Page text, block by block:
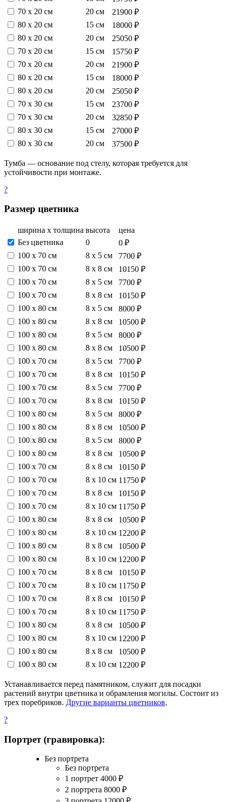
70 х 20 см
20 см
21900 ₽
80 х 20 см
15 см
18000 ₽
80 х 20 см
20 см
25050 ₽
70 х 20 см
15 см
15750 ₽
70 х 20 см
20 см
21900 ₽
80 х 20 см
15 см
18000 ₽
80 х 20 см
20 см
25050 ₽
70 х 30 см
15 см
23700 ₽
70 х 30 см
20 см
32850 ₽
80 х 30 см
15 см
27000 ₽
80 х 30 см
20 см 37500 ₽
Тумба — основание под стелу, которая требуется для
устойчивости при монтаже.
?
Размер цветника
ширина х толщина высота
цена
Без цветника
0
0 ₽
100 х 70 см
8 х 5 см
7700 ₽
100 х 70 см
8 х 8 см
10150 ₽
100 х 70 см
8 х 5 см
7700 ₽
100 х 70 см
8 х 8 см
10150 ₽
100 х 80 см
8 х 5 см
8000 ₽
100 х 80 см
8 х 8 см
10500 ₽
100 х 80 см
8 х 5 см
8000 ₽
100 х 80 см
8 х 8 см
10500 ₽
100 х 70 см
8 х 5 см
7700 ₽
100 х 70 см
8 х 8 см
10150 ₽
100 х 70 см
8 х 5 см
7700 ₽
100 х 70 см
8 х 8 см
10150 ₽
100 х 80 см
8 х 5 см
8000 ₽
100 х 80 см
8 х 8 см
10500 ₽
100 х 80 см
8 х 5 см
8000 ₽
100 х 80 см
8 х 8 см
10500 ₽
100 х 70 см
8 х 8 см
10150 ₽
100 х 70 см
8 х 10 см 11750 ₽
100 х 70 см
8 х 8 см
10150 ₽
100 х 70 см
8 х 10 см 11750 ₽
100 х 80 см
8 х 8 см
10500 ₽
100 х 80 см
8 х 10 см 12200 ₽
100 х 80 см
8 х 8 см
10500 ₽
100 х 80 см
8 х 10 см 12200 ₽
100 х 70 см
8 х 8 см
10150 ₽
100 х 70 см
8 х 10 см 11750 ₽
100 х 70 см
8 х 8 см
10150 ₽
100 х 70 см
8 х 10 см 11750 ₽
100 х 80 см
8 х 8 см
10500 ₽
100 х 80 см
8 х 10 см 12200 ₽
100 х 80 см
8 х 8 см
10500 ₽
100 х 80 см
8 х 10 см 12200 ₽
Устанавливается перед памятником, служит для посадки
растений внутри цветника и обрамления могилы. Состоит из
трех поребриков. Другие варианты цветников.
?
Портрет (гравировка):
Без портрета
Без портрета
1 портрет 4000 ₽
2 портрета 8000 ₽